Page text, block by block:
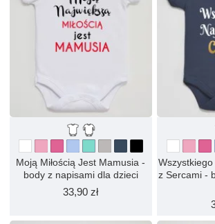
Moją Miłością Jest Mamusia -
body z napisami dla dzieci
33,90 zł
z Sercami -